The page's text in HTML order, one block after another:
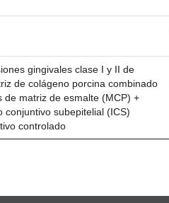
gingivales clase I y II de
de colágeno porcina combinado
de matriz de esmalte (MCP) +
conjuntivo subepitelial (ICS)
controlado